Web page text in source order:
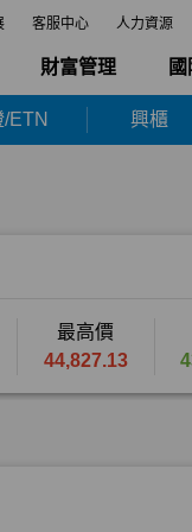
客服中心 人力資源
財富管理
ETN 興櫃